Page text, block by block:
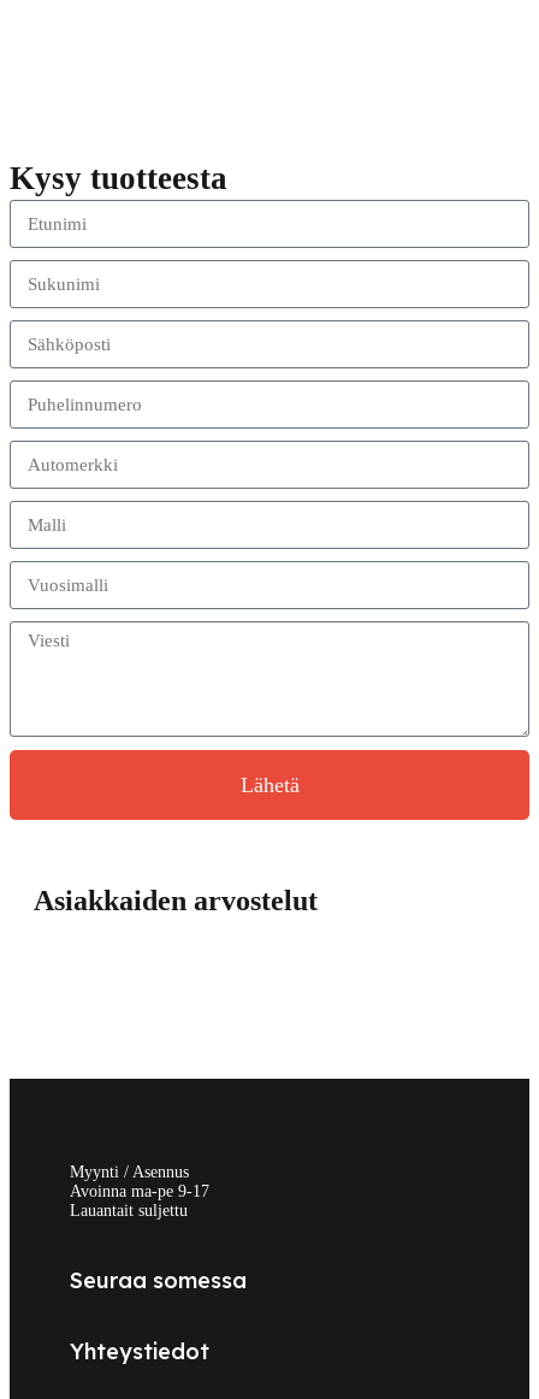
Kysy tuotteesta
Lähetä
Asiakkaiden arvostelut
Myynti / Asennus
Avoinna ma-pe 9-17
Lauantait suljettu
Seuraa somessa
Yhteystiedot